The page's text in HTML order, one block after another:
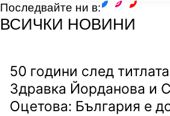
Последвайте ни в:
ВСИЧКИ НОВИНИ
50 години след
Здравка Йорданова и
Оцетова: България е